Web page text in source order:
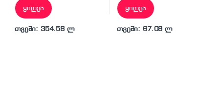
ყიდვა
თვეში: 354.58 ლ
ყიდვა
თვეში: 67.08 ლ